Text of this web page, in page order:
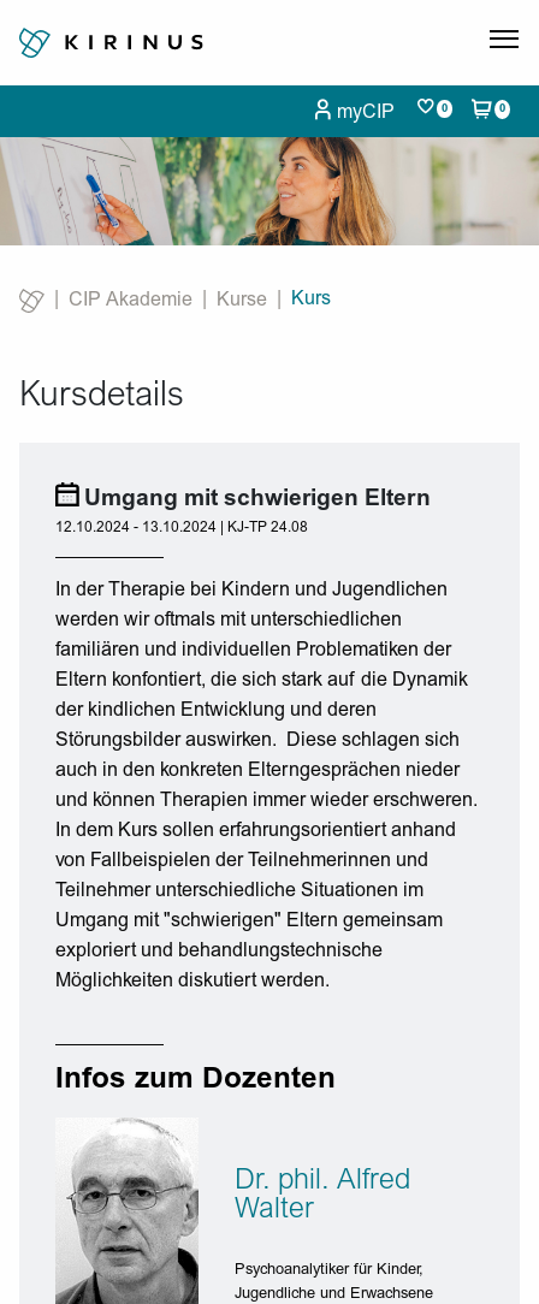
myCIP 0 0
CIP Akademie Kurse
Current:
Kurs
Kursdetails
Umgang mit schwierigen Eltern
12.10.2024 - 13.10.2024 | KJ-TP 24.08
In der Therapie bei Kindern und Jugendlichen
werden wir oftmals mit unterschiedlichen
familiären und individuellen Problematiken der
Eltern konfontiert, die sich stark auf die Dynamik
der kindlichen Entwicklung und deren
Störungsbilder auswirken. Diese schlagen sich
auch in den konkreten Elterngesprächen nieder
und können Therapien immer wieder erschweren.
In dem Kurs sollen erfahrungsorientiert anhand
von Fallbeispielen der Teilnehmerinnen und
Teilnehmer unterschiedliche Situationen im
Umgang mit "schwierigen" Eltern gemeinsam
exploriert und behandlungstechnische
Möglichkeiten diskutiert werden.
Infos zum Dozenten
Dr. phil. Alfred
Walter
Psychoanalytiker für Kinder,
Jugendliche und Erwachsene